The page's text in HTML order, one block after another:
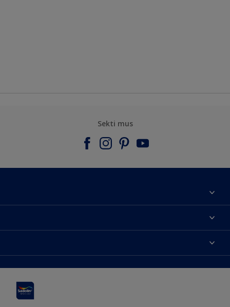
Sekti mus
Susisiekti su mumis
Produktai
Įkvėpimas
Dekoravimo patarimai
Sadolin Metų spalva